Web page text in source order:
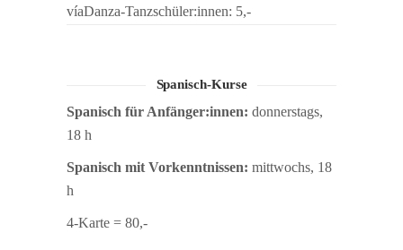
víaDanza-Tanzschüler:innen: 5,-
Spanisch-Kurse
Spanisch für Anfänger:innen: donnerstags,
18 h
Spanisch mit Vorkenntnissen: mittwochs, 18
h
4-Karte = 80,-